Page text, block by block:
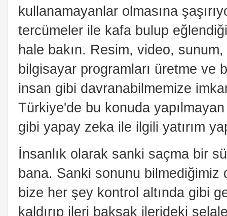
kullanamayanlar olmasına
tercümeler ile kafa bulup
hale bakın. Resim, video,
bilgisayar programları üretme ve
insan gibi davranabilmemize
Türkiye'de bu konuda
gibi yapay zeka ile ilgili yatırım
İnsanlık olarak sanki saçma bir
bana. Sanki sonunu
bize her şey kontrol altında gibi
kaldırıp ileri baksak ilerideki